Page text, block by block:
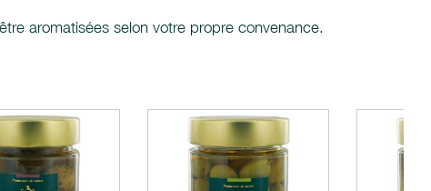
aromatisées selon votre propre convenance.